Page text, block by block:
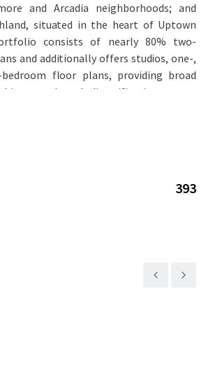
and Arcadia neighborhoods; and
situated in the heart of Uptown
consists of nearly 80% two-
and additionally offers studios, one-,
floor plans, providing broad
appeal and diversification across
in proximity to Biltmore Fashion
393